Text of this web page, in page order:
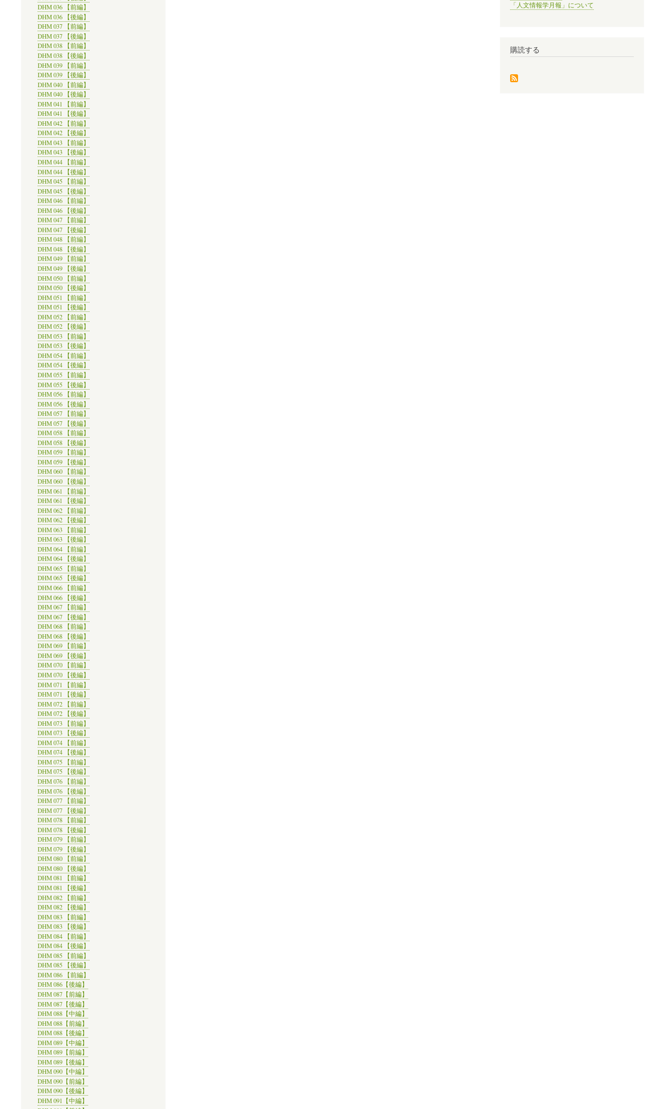
DHM 036 【前編】
DHM 036 【後編】
DHM 037 【前編】
DHM 037 【後編】
DHM 038 【前編】
DHM 038 【後編】
DHM 039 【前編】
DHM 039 【後編】
DHM 040 【前編】
DHM 040 【後編】
DHM 041 【前編】
DHM 041 【後編】
DHM 042 【前編】
DHM 042 【後編】
DHM 043 【前編】
DHM 043 【後編】
DHM 044 【前編】
DHM 044 【後編】
DHM 045 【前編】
DHM 045 【後編】
DHM 046 【前編】
DHM 046 【後編】
DHM 047 【前編】
DHM 047 【後編】
DHM 048 【前編】
DHM 048 【後編】
DHM 049 【前編】
DHM 049 【後編】
DHM 050 【前編】
DHM 050 【後編】
DHM 051 【前編】
DHM 051 【後編】
DHM 052 【前編】
DHM 052 【後編】
DHM 053 【前編】
DHM 053 【後編】
DHM 054 【前編】
DHM 054 【後編】
DHM 055 【前編】
DHM 055 【後編】
DHM 056 【前編】
DHM 056 【後編】
DHM 057 【前編】
DHM 057 【後編】
DHM 058 【前編】
DHM 058 【後編】
DHM 059 【前編】
DHM 059 【後編】
DHM 060 【前編】
DHM 060 【後編】
DHM 061 【前編】
DHM 061 【後編】
DHM 062 【前編】
DHM 062 【後編】
DHM 063 【前編】
DHM 063 【後編】
DHM 064 【前編】
DHM 064 【後編】
DHM 065 【前編】
DHM 065 【後編】
DHM 066 【前編】
DHM 066 【後編】
DHM 067 【前編】
DHM 067 【後編】
DHM 068 【前編】
DHM 068 【後編】
DHM 069 【前編】
DHM 069 【後編】
DHM 070 【前編】
DHM 070 【後編】
DHM 071 【前編】
DHM 071 【後編】
DHM 072 【前編】
DHM 072 【後編】
DHM 073 【前編】
DHM 073 【後編】
DHM 074 【前編】
DHM 074 【後編】
DHM 075 【前編】
DHM 075 【後編】
DHM 076 【前編】
DHM 076 【後編】
DHM 077 【前編】
DHM 077 【後編】
DHM 078 【前編】
DHM 078 【後編】
DHM 079 【前編】
DHM 079 【後編】
DHM 080 【前編】
DHM 080 【後編】
DHM 081 【前編】
DHM 081 【後編】
DHM 082 【前編】
DHM 082 【後編】
DHM 083 【前編】
DHM 083 【後編】
DHM 084 【前編】
DHM 084 【後編】
DHM 085 【前編】
DHM 085 【後編】
DHM 086 【前編】
DHM 086【後編】
DHM 087【前編】
DHM 087【後編】
DHM 088【中編】
DHM 088【前編】
DHM 088【後編】
DHM 089【中編】
DHM 089【前編】
DHM 089【後編】
DHM 090【中編】
DHM 090【前編】
DHM 090【後編】
DHM 091【中編】
「人文情報学月報」について
購読する